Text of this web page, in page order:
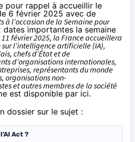
pour rappel à accueillir le
6 février 2025 avec de
à l’occasion de la Semaine pour
dates importantes la semaine
11 février 2025, la France accueillera
l’intelligence artificielle (IA),
chefs d’État et de
d’organisations internationales,
représentants du monde
organisations non-
et autres membres de la société
est disponible par ici.
dossier sur le sujet :
Act ?